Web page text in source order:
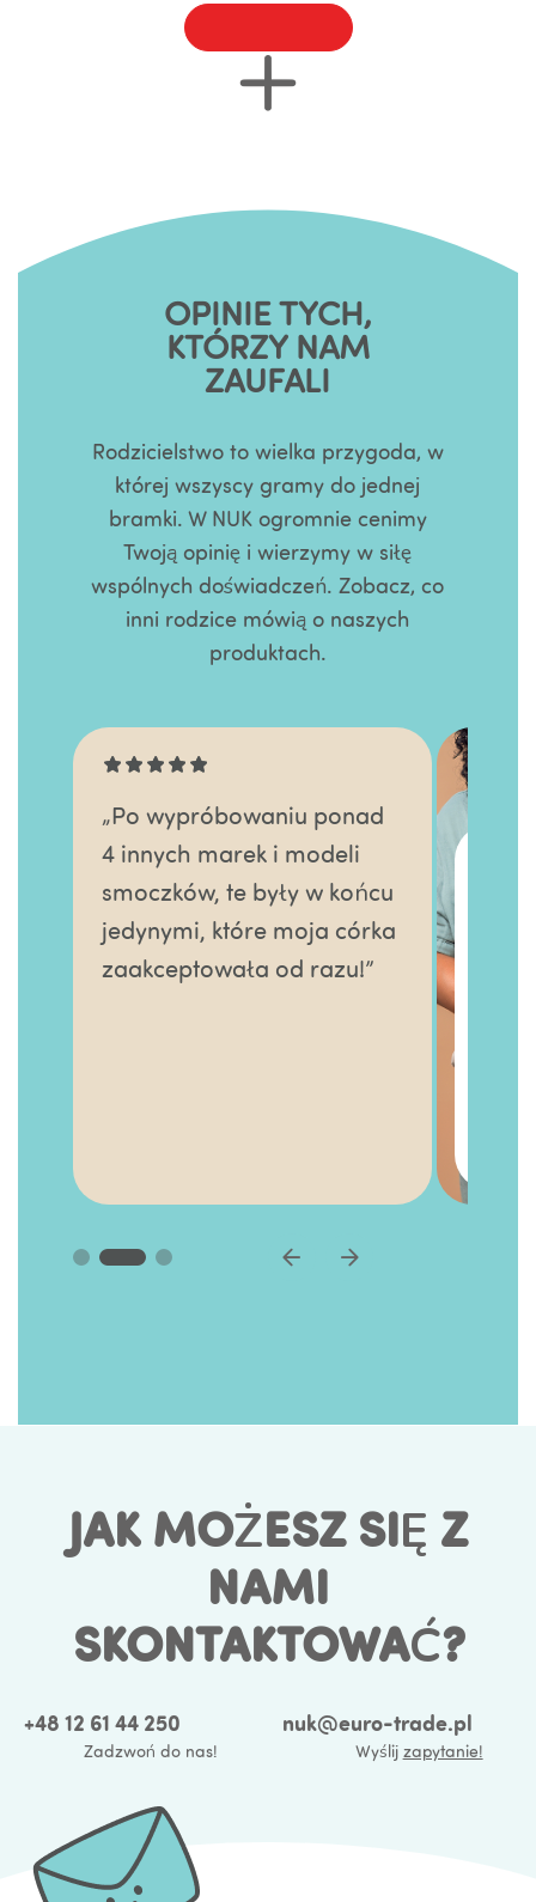
OPINIE TYCH,
KTÓRZY NAM
ZAUFALI
Rodzicielstwo to wielka przygoda, w
której wszyscy gramy do jednej
bramki. W NUK ogromnie cenimy
Twoją opinię i wierzymy w siłę
wspólnych doświadczeń. Zobacz, co
inni rodzice mówią o naszych
produktach.
„Te smoczki uspokajające
doskonale sprawdzają się
przy mojej karmionej piersią
JAK MOŻESZ SIĘ Z
NAMI
SKONTAKTOWAĆ?
+48 12 61 44 250
Zadzwoń do nas!
nuk@euro-trade.pl
Wyślij zapytanie!